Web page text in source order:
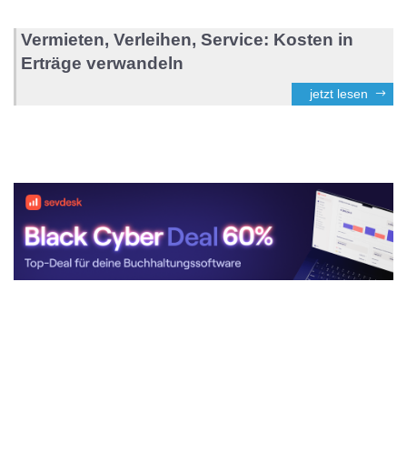
Vermieten, Verleihen, Service: Kosten in
Erträge verwandeln
jetzt lesen